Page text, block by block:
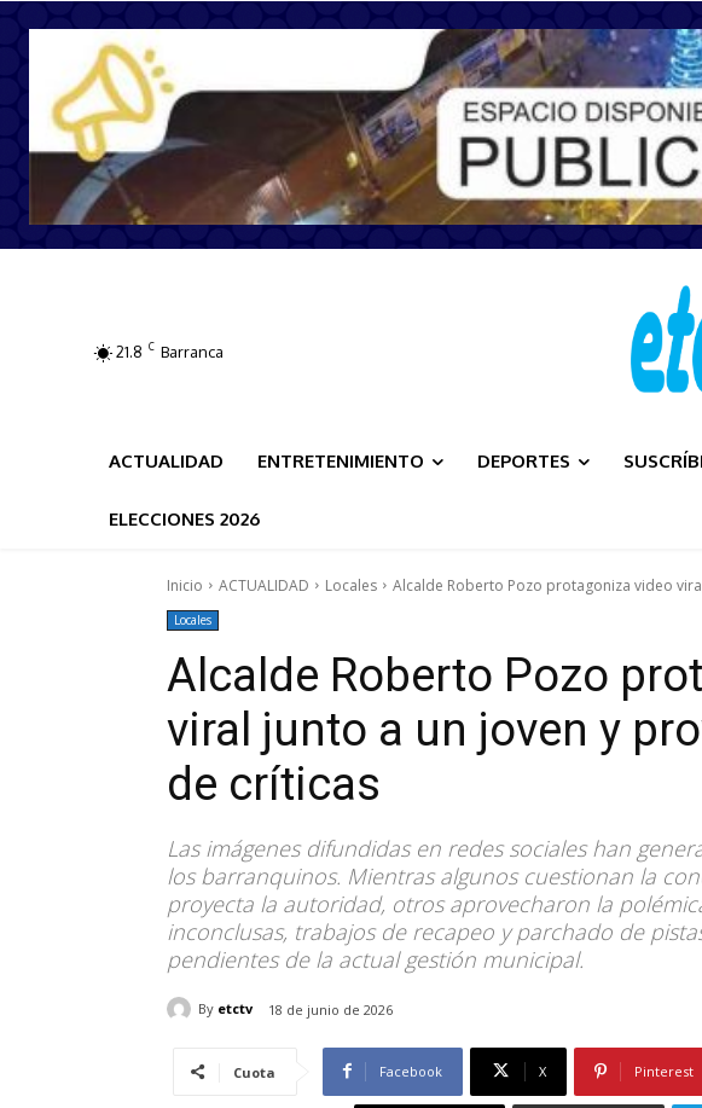
21.8 C Barranca
ACTUALIDAD ENTRETENIMIENTO DEPORTES
ELECCIONES 2026
Inicio ACTUALIDAD Locales Alcalde Roberto Pozo protagoniza video
Locales
Alcalde Roberto Pozo
viral junto a un joven y
de críticas
Las imágenes difundidas en redes sociales han
los barranquinos. Mientras algunos cuestionan la
proyecta la autoridad, otros aprovecharon la
inconclusas, trabajos de recapeo y parchado de
pendientes de la actual gestión municipal.
By etctv 18 de junio de 2026
Cuota Facebook X Pinterest